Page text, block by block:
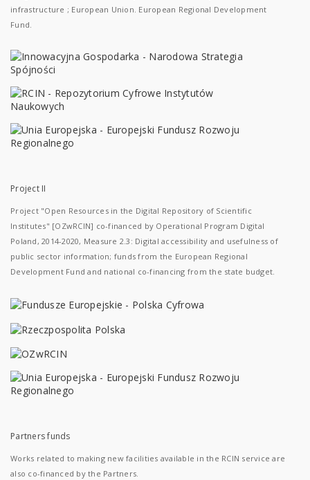
infrastructure ; European Union. European Regional Development
Fund.
Project II
Project "Open Resources in the Digital Repository of Scientific
Institutes" [OZwRCIN] co-financed by Operational Program Digital
Poland, 2014-2020, Measure 2.3: Digital accessibility and usefulness of
public sector information; funds from the European Regional
Development Fund and national co-financing from the state budget.
Partners funds
Works related to making new facilities available in the RCIN service are
also co-financed by the Partners.